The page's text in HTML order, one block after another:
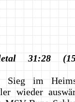
31:28
Sieg im
wieder